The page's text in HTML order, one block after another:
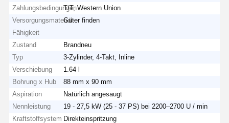
ZahlungsbedingungenT/T, Western Union
Versorgungsmaterial-
Fähigkeit
Güter finden
Zustand
Brandneu
Typ
3-Zylinder, 4-Takt, Inline
Verschiebung
1.64 l
Bohrung x Hub
88 mm x 90 mm
Aspiration
Natürlich angesaugt
Nennleistung
19 - 27,5 kW (25 - 37 PS) bei 2200–2700 U / min
Kraftstoffsystem Direkteinspritzung